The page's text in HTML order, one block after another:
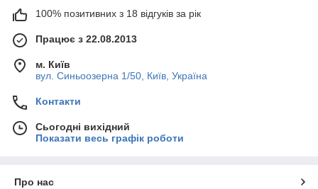
100% позитивних з 18 відгуків за рік
Працює з 22.08.2013
м. Київ
вул. Синьоозерна 1/50, Київ, Україна
Контакти
Сьогодні вихідний
Показати весь графік роботи
Про нас